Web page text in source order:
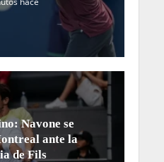
Navone se
ante la
de Fils